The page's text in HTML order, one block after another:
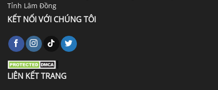
Tỉnh Lâm Đồng
KẾT NỐI VỚI CHÚNG TÔI
LIÊN KẾT TRANG